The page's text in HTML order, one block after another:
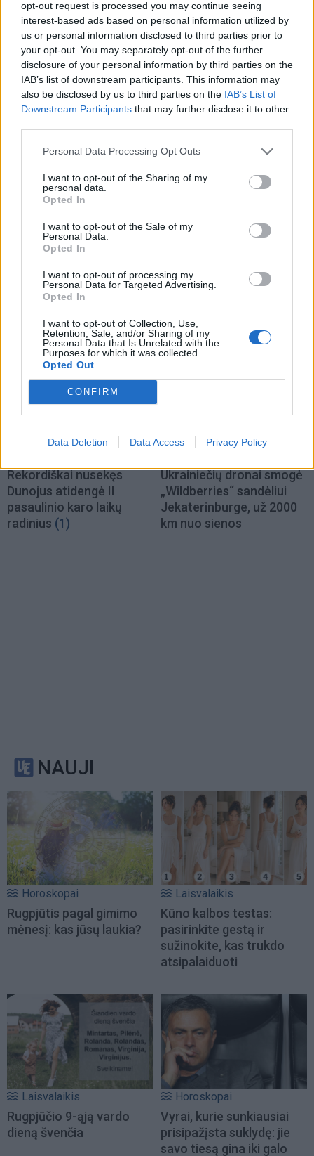
opt-out request is processed you may continue seeing
interest-based ads based on personal information utilized by
us or personal information disclosed to third parties prior to
your opt-out. You may separately opt-out of the further
disclosure of your personal information by third parties on the
IAB’s list of downstream participants. This information may
also be disclosed by us to third parties on the IAB’s List of
Downstream Participants that may further disclose it to other
Personal Data Processing Opt Outs
I want to opt-out of the Sharing of my
personal data.
Opted In
I want to opt-out of the Sale of my
Personal Data.
Opted In
I want to opt-out of processing my
Personal Data for Targeted Advertising.
Opted In
I want to opt-out of Collection, Use,
Retention, Sale, and/or Sharing of my
Personal Data that Is Unrelated with the
Purposes for which it was collected.
Opted Out
CONFIRM
Data Deletion Data Access Privacy Policy
Pasaulis
Zelenskio vizitas
Serbijoje – pirmasis nuo
karo pradžios: Belgrade
laukia keblūs pokalbiai
Pasaulis
Dronai pastebėti virš
karinės bazės Vakarų
Vokietijoje: incidentą tiria
policija
Skaudus smūgis Rusijos
energetikos pajamoms:
JAV Senatas pritarė
naujam sankcijų paketui
Stalino šešėlis virš
Rusijos pasitraukus
Vladimirui Putinui(3)
Rekordiškai nusekęs
Dunojus atidengė II
pasaulinio karo laikų
radinius (1)
Ukrainiečių dronai smogė
„Wildberries“ sandėliui
Jekaterinburge, už 2000
km nuo sienos
NAUJI
Horoskopai
Rugpjūtis pagal gimimo
mėnesį: kas jūsų laukia?
Laisvalaikis
Kūno kalbos testas:
pasirinkite gestą ir
sužinokite, kas trukdo
atsipalaiduoti
Laisvalaikis
Rugpjūčio 9-ąją vardo
dieną švenčia
Horoskopai
Vyrai, kurie sunkiausiai
prisipažįsta suklydę: jie
savo tiesą gina iki galo